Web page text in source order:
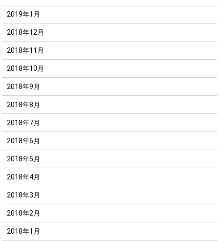
2019年1月
2018年12月
2018年11月
2018年10月
2018年9月
2018年8月
2018年7月
2018年6月
2018年5月
2018年4月
2018年3月
2018年2月
2018年1月